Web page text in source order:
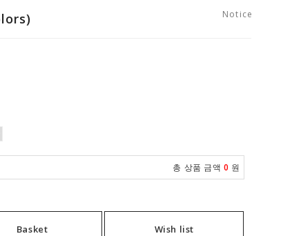
Notice
총 상품 금액 0 원
Basket Wish list